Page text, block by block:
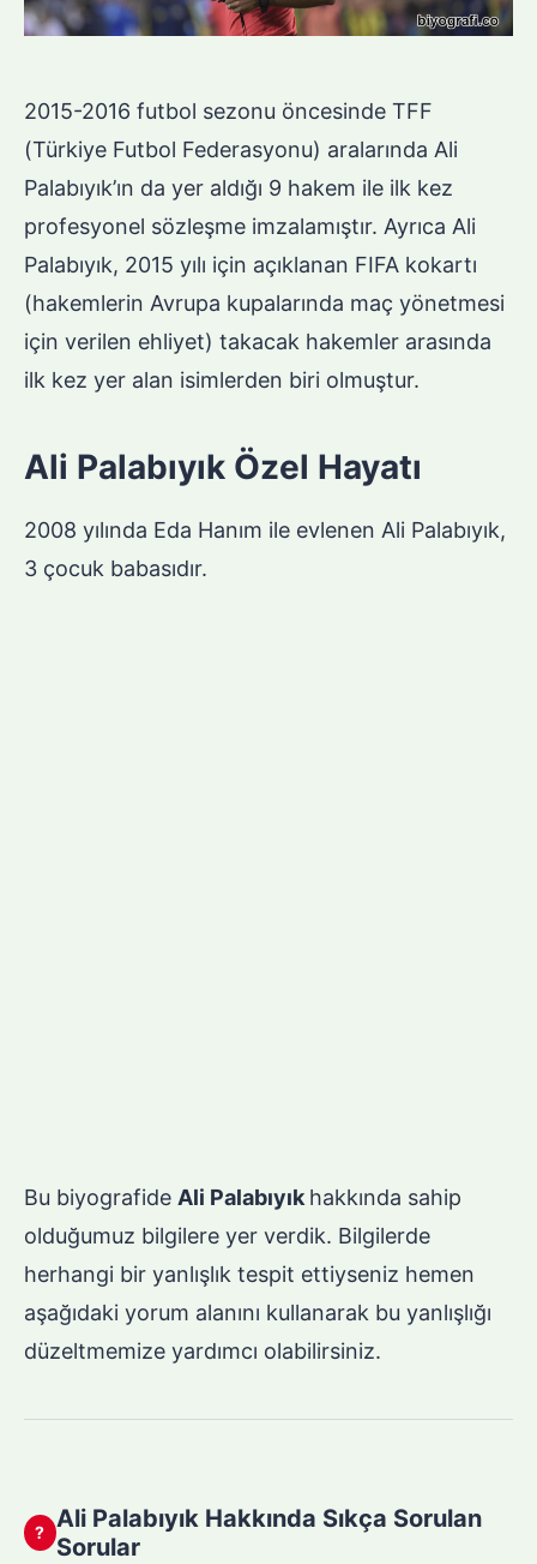
2015-2016 futbol sezonu öncesinde TFF
(Türkiye Futbol Federasyonu) aralarında Ali
Palabıyık’ın da yer aldığı 9 hakem ile ilk kez
profesyonel sözleşme imzalamıştır. Ayrıca Ali
Palabıyık, 2015 yılı için açıklanan FIFA kokartı
(hakemlerin Avrupa kupalarında maç yönetmesi
için verilen ehliyet) takacak hakemler arasında
ilk kez yer alan isimlerden biri olmuştur.
Ali Palabıyık Özel Hayatı
2008 yılında Eda Hanım ile evlenen Ali Palabıyık,
3 çocuk babasıdır.
Bu biyografide Ali Palabıyıkhakkında sahip
olduğumuz bilgilere yer verdik. Bilgilerde
herhangi bir yanlışlık tespit ettiyseniz hemen
aşağıdaki yorum alanını kullanarak bu yanlışlığı
düzeltmemize yardımcı olabilirsiniz.
? Ali Palabıyık Hakkında Sıkça Sorulan
Sorular